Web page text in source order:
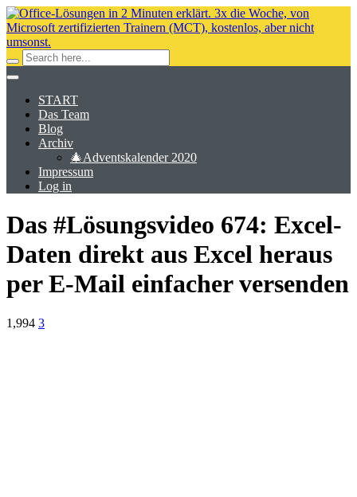
START
Das Team
Blog
Archiv
🎄Adventskalender 2020
Impressum
Log in
Das #Lösungsvideo 674: Excel-
Daten direkt aus Excel heraus
per E-Mail einfacher versenden
1,994 3